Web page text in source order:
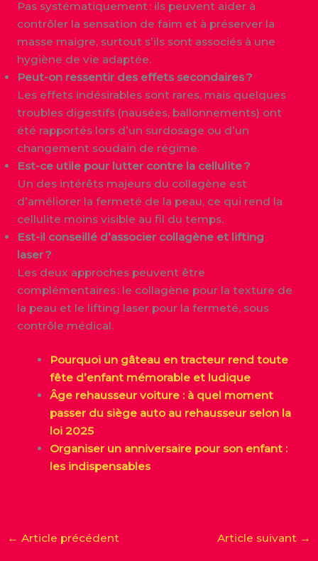
Pas systématiquement : ils peuvent aider à
contrôler la sensation de faim et à préserver la
masse maigre, surtout s’ils sont associés à une
hygiène de vie adaptée.
Peut-on ressentir des effets secondaires ?
Les effets indésirables sont rares, mais quelques
troubles digestifs (nausées, ballonnements) ont
été rapportés lors d’un surdosage ou d’un
changement soudain de régime.
Est-ce utile pour lutter contre la cellulite ?
Un des intérêts majeurs du collagène est
d’améliorer la fermeté de la peau, ce qui rend la
cellulite moins visible au fil du temps.
Est-il conseillé d’associer collagène et lifting
laser ?
Les deux approches peuvent être
complémentaires : le collagène pour la texture de
la peau et le lifting laser pour la fermeté, sous
contrôle médical.
Pourquoi un gâteau en tracteur rend toute
fête d’enfant mémorable et ludique
Âge rehausseur voiture : à quel moment
passer du siège auto au rehausseur selon la
loi 2025
Organiser un anniversaire pour son enfant :
les indispensables
← Article précédent Article suivant →